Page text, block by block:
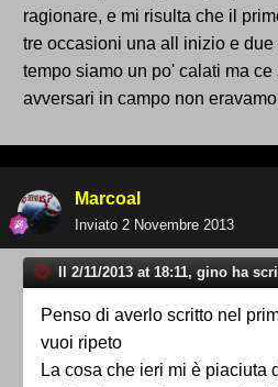
ragionare, e mi risulta che il
tre occasioni una all inizio e
tempo siamo un po' calati ma
avversari in campo non
Marcoal
Inviato 2 Novembre 2013
Il 2/11/2013 at 18:11, gino ha
Penso di averlo scritto nel
vuoi ripeto
La cosa che ieri mi è piaciuta